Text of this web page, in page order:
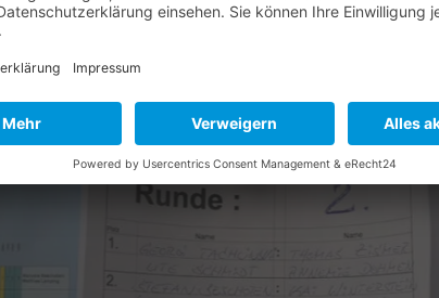
machten sich nach einem schönen Tag auf
Spielrunde